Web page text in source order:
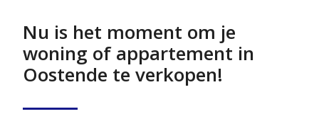
Nu is het moment om je
woning of appartement in
Oostende te verkopen!